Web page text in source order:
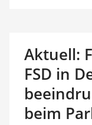
Aktuell:
FSD in
beim